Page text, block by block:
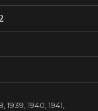
,1939,1940,1941,